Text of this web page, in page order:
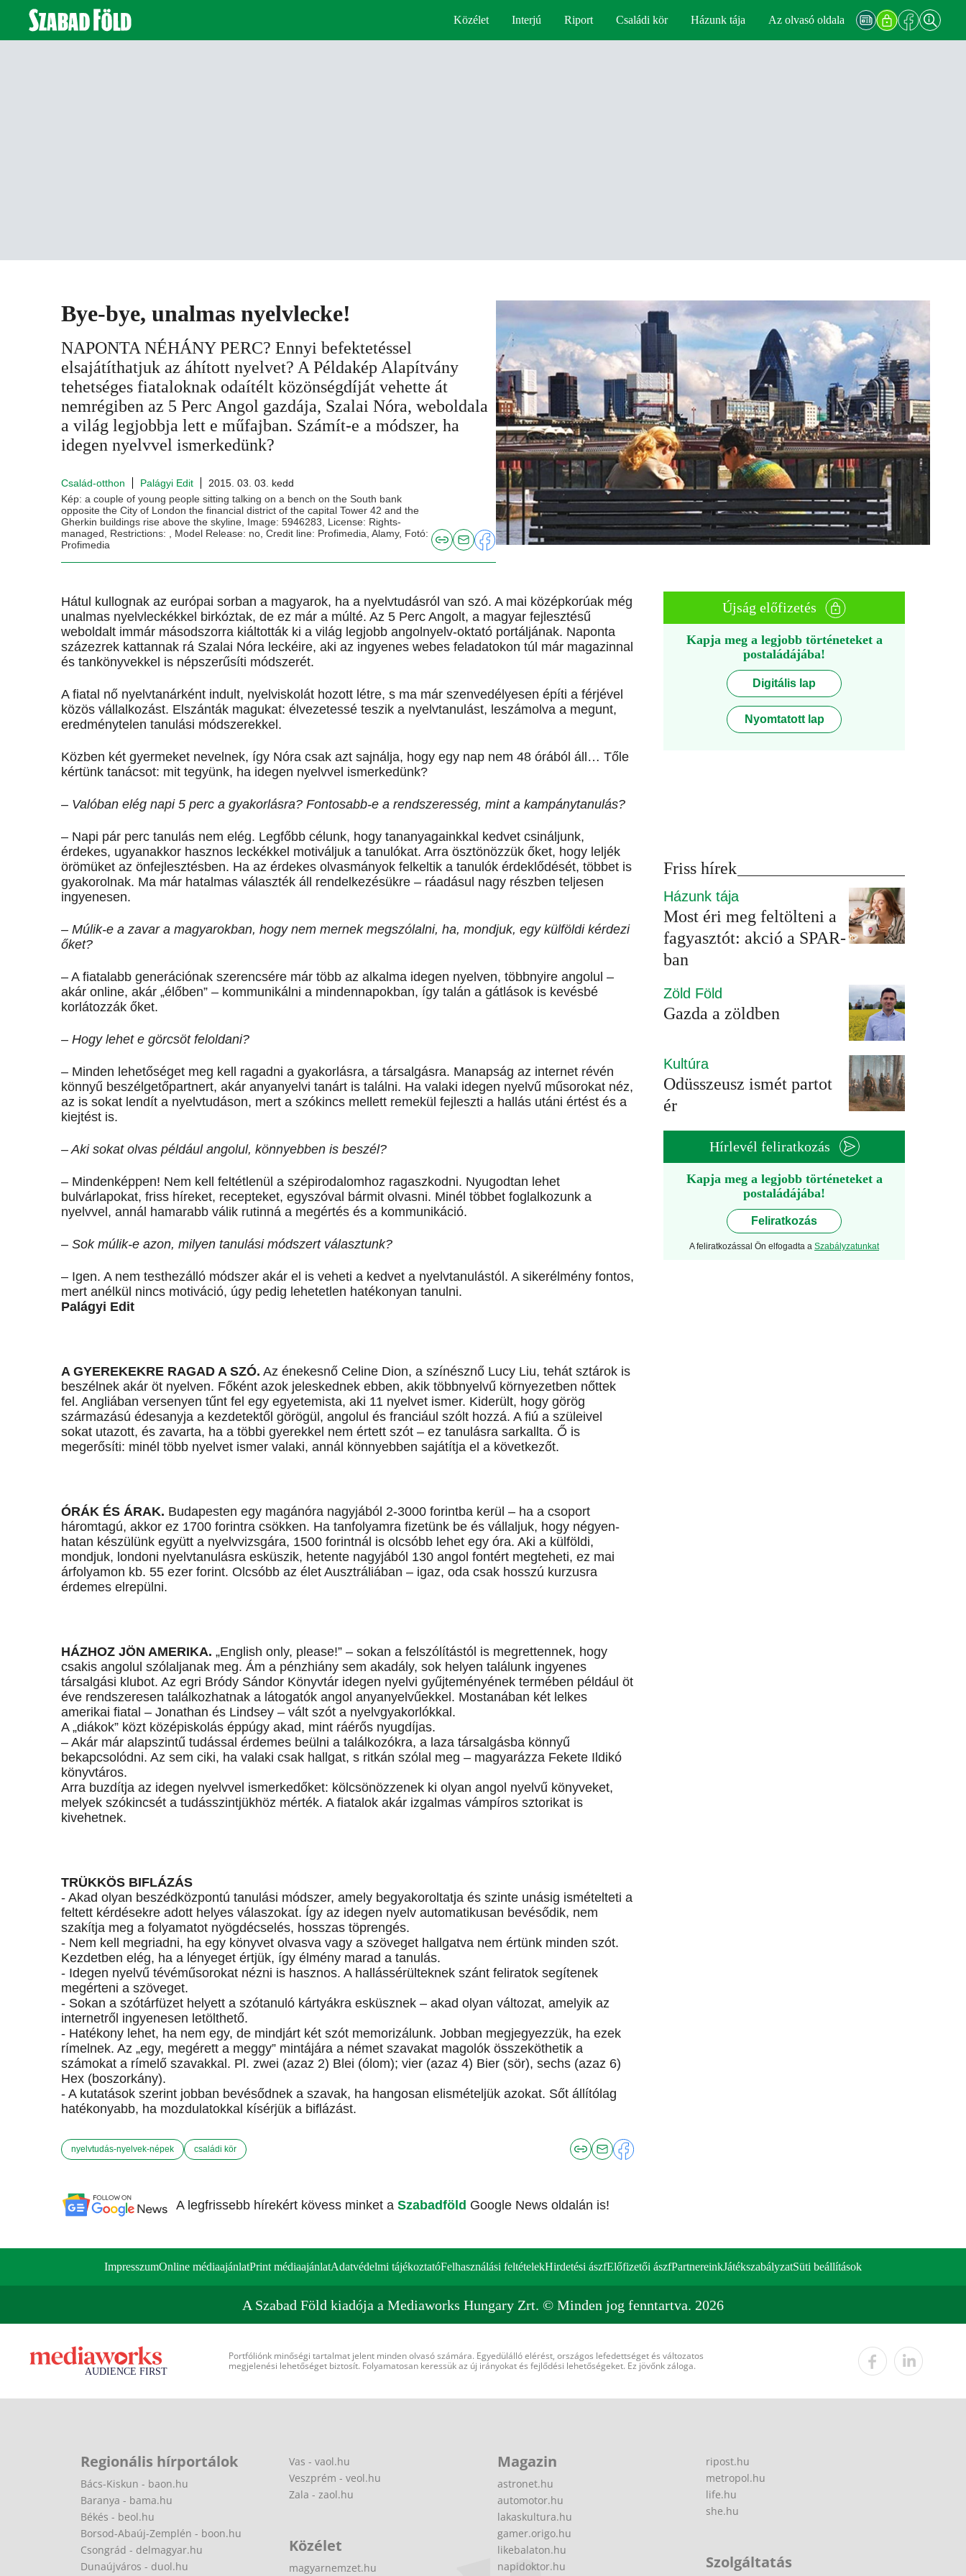
Közélet Interjú Riport Családi kör Házunk tája Az olvasó oldala
Bye-bye, unalmas nyelvlecke!
NAPONTA NÉHÁNY PERC? Ennyi befektetéssel
elsajátíthatjuk az áhított nyelvet? A Példakép Alapítvány
tehetséges fiataloknak odaítélt közönségdíját vehette át
nemrégiben az 5 Perc Angol gazdája, Szalai Nóra, weboldala
a világ legjobbja lett e műfajban. Számít-e a módszer, ha
idegen nyelvvel ismerkedünk?
Család-otthon Palágyi Edit
2015. 03. 03. kedd
Kép: a couple of young people sitting talking on a bench on the South bank
opposite the City of London the financial district of the capital Tower 42 and the
Gherkin buildings rise above the skyline, Image: 5946283, License: Rights-
managed, Restrictions: , Model Release: no, Credit line: Profimedia, Alamy, Fotó:
Profimedia
Hátul kullognak az európai sorban a magyarok, ha a nyelvtudásról van szó. A mai középkorúak még
unalmas nyelvleckékkel birkóztak, de ez már a múlté. Az 5 Perc Angolt, a magyar fejlesztésű
weboldalt immár másodszorra kiáltották ki a világ legjobb angolnyelv-oktató portáljának. Naponta
százezrek kattannak rá Szalai Nóra leckéire, aki az ingyenes webes feladatokon túl már magazinnal
és tankönyvekkel is népszerűsíti módszerét.
A fiatal nő nyelvtanárként indult, nyelviskolát hozott létre, s ma már szenvedélyesen építi a férjével
közös vállalkozást. Elszánták magukat: élvezetessé teszik a nyelvtanulást, leszámolva a megunt,
eredménytelen tanulási módszerekkel.
Közben két gyermeket nevelnek, így Nóra csak azt sajnálja, hogy egy nap nem 48 órából áll… Tőle
kértünk tanácsot: mit tegyünk, ha idegen nyelvvel ismerkedünk?
– Valóban elég napi 5 perc a gyakorlásra? Fontosabb-e a rendszeresség, mint a kampánytanulás?
– Napi pár perc tanulás nem elég. Legfőbb célunk, hogy tananyagainkkal kedvet csináljunk,
érdekes, ugyanakkor hasznos leckékkel motiváljuk a tanulókat. Arra ösztönözzük őket, hogy leljék
örömüket az önfejlesztésben. Ha az érdekes olvasmányok felkeltik a tanulók érdeklődését, többet is
gyakorolnak. Ma már hatalmas választék áll rendelkezésükre – ráadásul nagy részben teljesen
ingyenesen.
– Múlik-e a zavar a magyarokban, hogy nem mernek megszólalni, ha, mondjuk, egy külföldi kérdezi
őket?
– A fiatalabb generációnak szerencsére már több az alkalma idegen nyelven, többnyire angolul –
akár online, akár „élőben” – kommunikálni a mindennapokban, így talán a gátlások is kevésbé
korlátozzák őket.
– Hogy lehet e görcsöt feloldani?
– Minden lehetőséget meg kell ragadni a gyakorlásra, a társalgásra. Manapság az internet révén
könnyű beszélgetőpartnert, akár anyanyelvi tanárt is találni. Ha valaki idegen nyelvű műsorokat néz,
az is sokat lendít a nyelvtudáson, mert a szókincs mellett remekül fejleszti a hallás utáni értést és a
kiejtést is.
– Aki sokat olvas például angolul, könnyebben is beszél?
– Mindenképpen! Nem kell feltétlenül a szépirodalomhoz ragaszkodni. Nyugodtan lehet
bulvárlapokat, friss híreket, recepteket, egyszóval bármit olvasni. Minél többet foglalkozunk a
nyelvvel, annál hamarabb válik rutinná a megértés és a kommunikáció.
– Sok múlik-e azon, milyen tanulási módszert választunk?
– Igen. A nem testhezálló módszer akár el is veheti a kedvet a nyelvtanulástól. A sikerélmény fontos,
mert anélkül nincs motiváció, úgy pedig lehetetlen hatékonyan tanulni.
Palágyi Edit
A GYEREKEKRE RAGAD A SZÓ. Az énekesnő Celine Dion, a színésznő Lucy Liu, tehát sztárok is
beszélnek akár öt nyelven. Főként azok jeleskednek ebben, akik többnyelvű környezetben nőttek
fel. Angliában versenyen tűnt fel egy egyetemista, aki 11 nyelvet ismer. Kiderült, hogy görög
származású édesanyja a kezdetektől görögül, angolul és franciául szólt hozzá. A fiú a szüleivel
sokat utazott, és zavarta, ha a többi gyerekkel nem értett szót – ez tanulásra sarkallta. Ő is
megerősíti: minél több nyelvet ismer valaki, annál könnyebben sajátítja el a következőt.
ÓRÁK ÉS ÁRAK. Budapesten egy magánóra nagyjából 2-3000 forintba kerül – ha a csoport
háromtagú, akkor ez 1700 forintra csökken. Ha tanfolyamra fizetünk be és vállaljuk, hogy négyen-
hatan készülünk együtt a nyelvvizsgára, 1500 forintnál is olcsóbb lehet egy óra. Aki a külföldi,
mondjuk, londoni nyelvtanulásra esküszik, hetente nagyjából 130 angol fontért megteheti, ez mai
árfolyamon kb. 55 ezer forint. Olcsóbb az élet Ausztráliában – igaz, oda csak hosszú kurzusra
érdemes elrepülni.
HÁZHOZ JÖN AMERIKA. „English only, please!” – sokan a felszólítástól is megrettennek, hogy
csakis angolul szólaljanak meg. Ám a pénzhiány sem akadály, sok helyen találunk ingyenes
társalgási klubot. Az egri Bródy Sándor Könyvtár idegen nyelvi gyűjteményének termében például öt
éve rendszeresen találkozhatnak a látogatók angol anyanyelvűekkel. Mostanában két lelkes
amerikai fiatal – Jonathan és Lindsey – vált szót a nyelvgyakorlókkal.
A „diákok” közt középiskolás éppúgy akad, mint ráérős nyugdíjas.
– Akár már alapszintű tudással érdemes beülni a találkozókra, a laza társalgásba könnyű
bekapcsolódni. Az sem ciki, ha valaki csak hallgat, s ritkán szólal meg – magyarázza Fekete Ildikó
könyvtáros.
Arra buzdítja az idegen nyelvvel ismerkedőket: kölcsönözzenek ki olyan angol nyelvű könyveket,
melyek szókincsét a tudásszintjükhöz mérték. A fiatalok akár izgalmas vámpíros sztorikat is
kivehetnek.
TRÜKKÖS BIFLÁZÁS
- Akad olyan beszédközpontú tanulási módszer, amely begyakoroltatja és szinte unásig ismételteti a
feltett kérdésekre adott helyes válaszokat. Így az idegen nyelv automatikusan bevésődik, nem
szakítja meg a folyamatot nyögdécselés, hosszas töprengés.
- Nem kell megriadni, ha egy könyvet olvasva vagy a szöveget hallgatva nem értünk minden szót.
Kezdetben elég, ha a lényeget értjük, így élmény marad a tanulás.
- Idegen nyelvű tévéműsorokat nézni is hasznos. A hallássérülteknek szánt feliratok segítenek
megérteni a szöveget.
- Sokan a szótárfüzet helyett a szótanuló kártyákra esküsznek – akad olyan változat, amelyik az
internetről ingyenesen letölthető.
- Hatékony lehet, ha nem egy, de mindjárt két szót memorizálunk. Jobban megjegyezzük, ha ezek
rímelnek. Az „egy, megérett a meggy” mintájára a német szavakat magolók összeköthetik a
számokat a rímelő szavakkal. Pl. zwei (azaz 2) Blei (ólom); vier (azaz 4) Bier (sör), sechs (azaz 6)
Hex (boszorkány).
- A kutatások szerint jobban bevésődnek a szavak, ha hangosan elismételjük azokat. Sőt állítólag
hatékonyabb, ha mozdulatokkal kísérjük a biflázást.
nyelvtudás-nyelvek-népek családi kör
A legfrissebb hírekért kövess minket a Szabadföld Google News oldalán is!
Újság előfizetés
Kapja meg a legjobb történeteket a
postaládájába!
Digitális lap
Nyomtatott lap
Friss hírek
Házunk tája
Most éri meg feltölteni a
fagyasztót: akció a SPAR-
ban
Zöld Föld
Gazda a zöldben
Kultúra
Odüsszeusz ismét partot
ér
Hírlevél feliratkozás
Kapja meg a legjobb történeteket a
postaládájába!
Feliratkozás
A feliratkozással Ön elfogadta a Szabályzatunkat
ImpresszumOnline médiaajánlatPrint médiaajánlatAdatvédelmi tájékoztatóFelhasználási feltételekHirdetési ászfElőfizetői ászfPartnereinkJátékszabályzatSüti beállítások
A Szabad Föld kiadója a Mediaworks Hungary Zrt. © Minden jog fenntartva. 2026
Portfóliónk minőségi tartalmat jelent minden olvasó számára. Egyedülálló elérést, országos lefedettséget és változatos
megjelenési lehetőséget biztosít. Folyamatosan keressük az új irányokat és fejlődési lehetőségeket. Ez jövőnk záloga.
Regionális hírportálok
Bács-Kiskun - baon.hu
Baranya - bama.hu
Békés - beol.hu
Borsod-Abaúj-Zemplén - boon.hu
Csongrád - delmagyar.hu
Dunaújváros - duol.hu
Vas - vaol.hu
Veszprém - veol.hu
Zala - zaol.hu
Közélet
magyarnemzet.hu
Magazin
astronet.hu
automotor.hu
lakaskultura.hu
gamer.origo.hu
likebalaton.hu
napidoktor.hu
ripost.hu
metropol.hu
life.hu
she.hu
Szolgáltatás